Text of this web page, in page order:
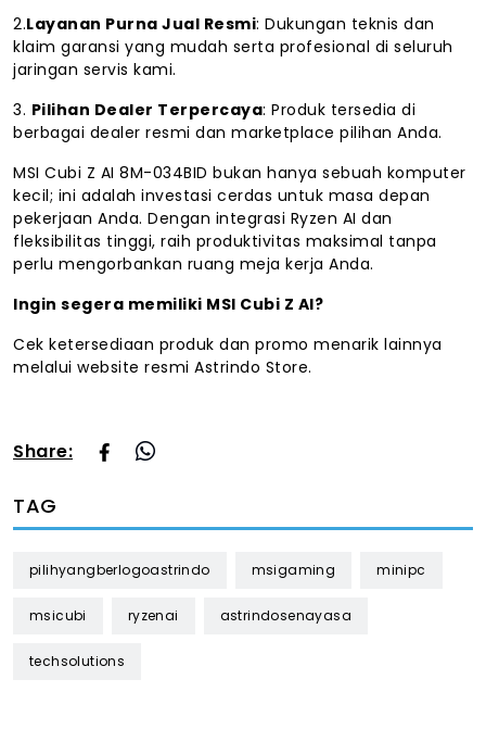
2.Layanan Purna Jual Resmi: Dukungan teknis dan
klaim garansi yang mudah serta profesional di seluruh
jaringan servis kami.
3. Pilihan Dealer Terpercaya: Produk tersedia di
berbagai dealer resmi dan marketplace pilihan Anda.
MSI Cubi Z AI 8M-034BID bukan hanya sebuah komputer
kecil; ini adalah investasi cerdas untuk masa depan
pekerjaan Anda. Dengan integrasi Ryzen AI dan
fleksibilitas tinggi, raih produktivitas maksimal tanpa
perlu mengorbankan ruang meja kerja Anda.
Ingin segera memiliki MSI Cubi Z AI?
Cek ketersediaan produk dan promo menarik lainnya
melalui website resmi Astrindo Store.
Share:
TAG
pilihyangberlogoastrindo msigaming minipc
msicubi ryzenai astrindosenayasa
techsolutions